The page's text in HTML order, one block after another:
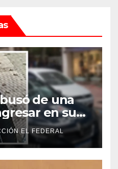
de una
en su
para
cuando
EL FEDERAL